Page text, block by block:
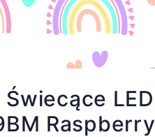
LED
Raspberry